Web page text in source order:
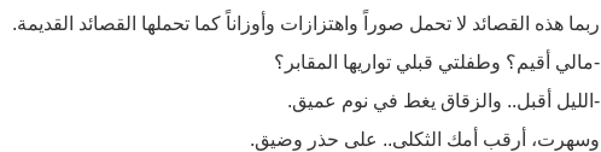
ربما هذه القصائد لا تحمل صوراً واهتزازات وأوزاناً كما تحملها القصائد القديمة.
-مالي أقيم؟ وطفلتي قبلي تواريها المقابر؟
-الليل أقبل.. والزقاق يغط في نوم عميق.
وسهرت، أرقب أمك الثكلى.. على حذر وضيق.